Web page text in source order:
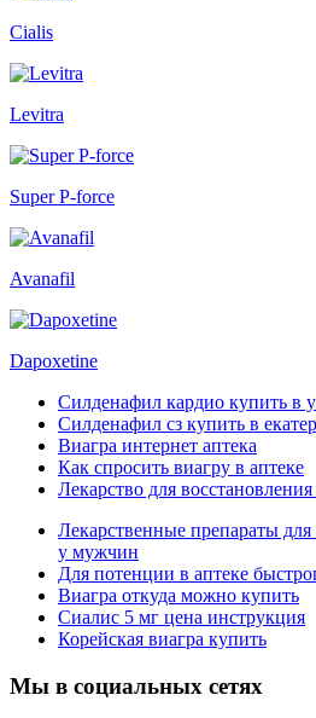
Cialis
Levitra
Super P-force
Avanafil
Dapoxetine
Силденафил кардио купить в
Силденафил сз купить в
Виагра интернет аптека
Как спросить виагру в аптеке
Лекарство для
Лекарственные препараты
у мужчин
Для потенции в аптеке
Виагра откуда можно купить
Сиалис 5 мг цена инструкция
Корейская виагра купить
Мы в социальных сетях